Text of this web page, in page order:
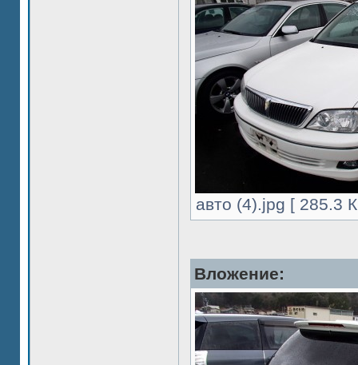
авто (4).jpg [ 285.3
Вложение: